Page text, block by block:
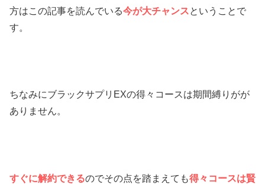
方はこの記事を読んでいる今が大チャンスということで
す。
ちなみにブラックサプリEXの得々コースは期間縛りがが
ありません。
すぐに解約できるのでその点を踏まえても得々コースは賢